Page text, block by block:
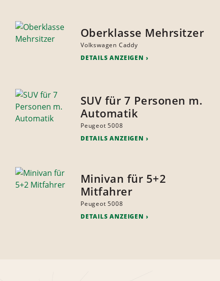
Oberklasse Mehrsitzer
Volkswagen Caddy
DETAILS ANZEIGEN
SUV für 7 Personen m.
Automatik
Peugeot 5008
DETAILS ANZEIGEN
Minivan für 5+2
Mitfahrer
Peugeot 5008
DETAILS ANZEIGEN